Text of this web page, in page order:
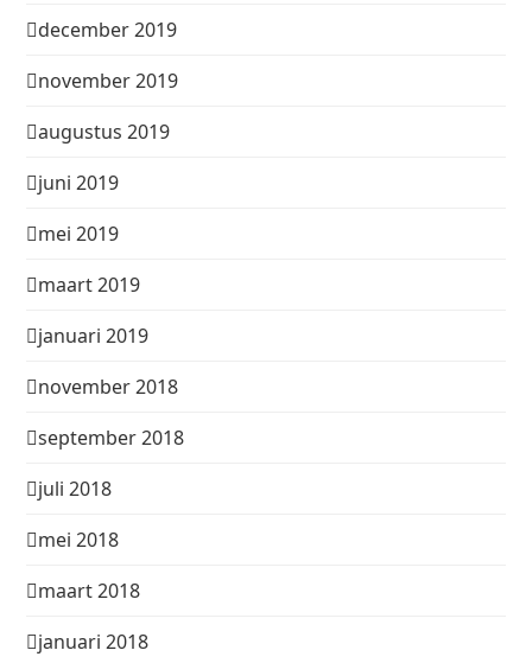
december 2019
november 2019
augustus 2019
juni 2019
mei 2019
maart 2019
januari 2019
november 2018
september 2018
juli 2018
mei 2018
maart 2018
januari 2018